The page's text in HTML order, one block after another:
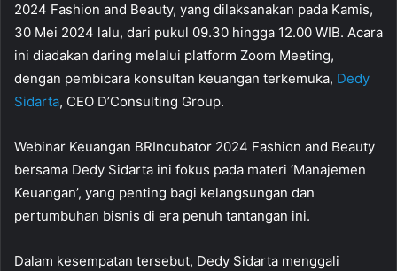
2024 Fashion and Beauty, yang dilaksanakan pada Kamis,
30 Mei 2024 lalu, dari pukul 09.30 hingga 12.00 WIB. Acara
ini diadakan daring melalui platform Zoom Meeting,
dengan pembicara konsultan keuangan terkemuka, Dedy
Sidarta, CEO D’Consulting Group.
Webinar Keuangan BRIncubator 2024 Fashion and Beauty
bersama Dedy Sidarta ini fokus pada materi ‘Manajemen
Keuangan’, yang penting bagi kelangsungan dan
pertumbuhan bisnis di era penuh tantangan ini.
Dalam kesempatan tersebut, Dedy Sidarta menggali